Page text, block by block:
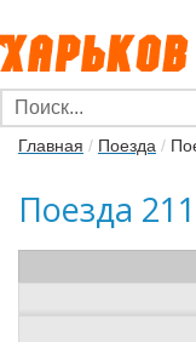
Главная / Поезда /
Поезда